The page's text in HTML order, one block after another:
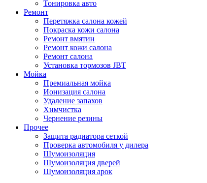
Тонировка авто
Ремонт
Перетяжка салона кожей
Покраска кожи салона
Ремонт вмятин
Ремонт кожи салона
Ремонт салона
Установка тормозов JBT
Мойка
Премиальная мойка
Ионизация салона
Удаление запахов
Химчистка
Чернение резины
Прочее
Защита радиатора сеткой
Проверка автомобиля у дилера
Шумоизоляция
Шумоизоляция дверей
Шумоизоляция арок